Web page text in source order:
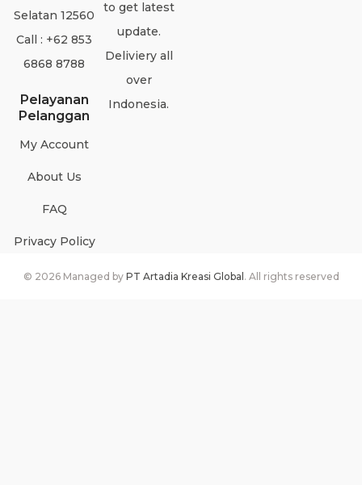
Pelayanan
Pelanggan
My Account
About Us
FAQ
Privacy Policy
Selatan 12560
Call : +62 853
6868 8788
to get latest
update.
Deliviery all
over
Indonesia.
© 2026Managed by PT Artadia Kreasi Global . All rights reserved